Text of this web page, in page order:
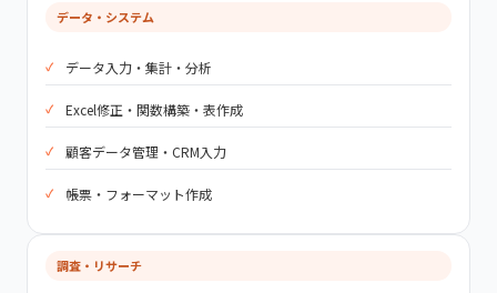
データ・システム
データ入力・集計・分析
Excel修正・関数構築・表作成
顧客データ管理・CRM入力
帳票・フォーマット作成
調査・リサーチ